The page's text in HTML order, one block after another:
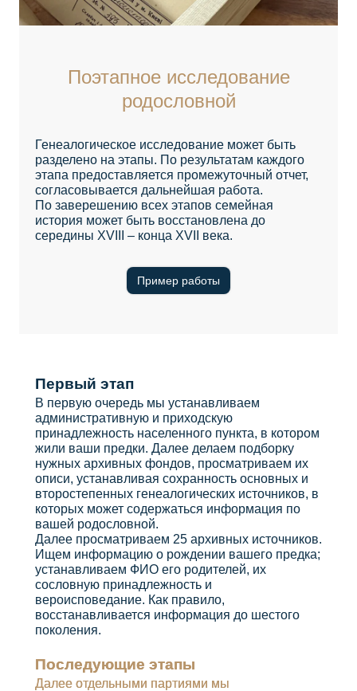
Поэтапное исследование
родословной
Генеалогическое исследование может быть
разделено на этапы. По результатам каждого
этапа предоставляется промежуточный отчет,
согласовывается дальнейшая работа.
По заверешению всех этапов семейная
история может быть восстановлена до
середины XVIII – конца XVII века.
Пример работы
Первый этап
В первую очередь мы устанавливаем
административную и приходскую
принадлежность населенного пункта, в котором
жили ваши предки. Далее делаем подборку
нужных архивных фондов, просматриваем их
описи, устанавливая сохранность основных и
второстепенных генеалогических источников, в
которых может содержаться информация по
вашей родословной.
Далее просматриваем 25 архивных источников.
Ищем информацию о рождении вашего предка;
устанавливаем ФИО его родителей, их
сословную принадлежность и
вероисповедание. Как правило,
восстанавливается информация до шестого
поколения.
Последующие этапы
Далее отдельными партиями мы